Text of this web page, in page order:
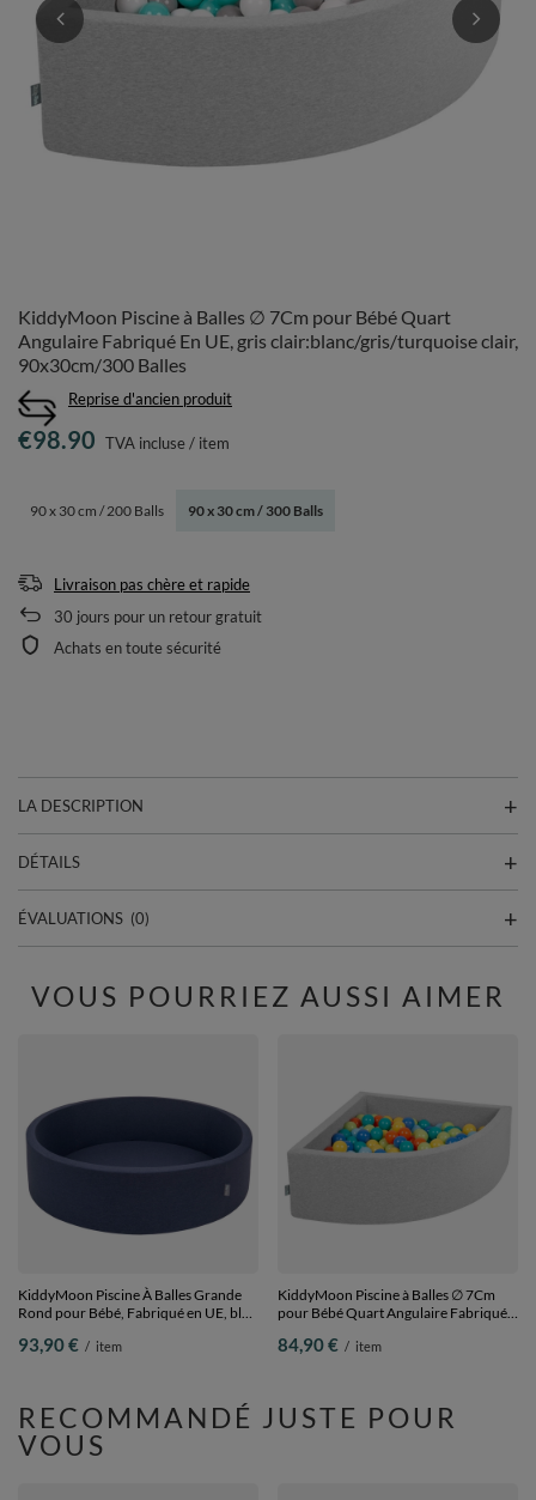
KiddyMoon Piscine à Balles ∅ 7Cm pour Bébé Quart
Angulaire Fabriqué En UE, gris clair:blanc/gris/turquoise clair,
90x30cm/300 Balles
Reprise d'ancien produit
90 x 30 cm / 200 Balls 90 x 30 cm / 300 Balls
€98.90 TVA incluse/ item
Livraison pas chère et rapide
30 jours pour un retour gratuit
Achats en toute sécurité
LA DESCRIPTION
DÉTAILS
ÉVALUATIONS (0)
VOUS POURRIEZ AUSSI AIMER
KiddyMoon Piscine À Balles Grande
Rond pour Bébé, Fabriqué en UE, bleu
93,90 € / item
KiddyMoon Piscine à Balles ∅ 7Cm
pour Bébé Quart Angulaire Fabriqué
clr/orange/turq/bleu/babyblue/jaun,
84,90 € / item
RECOMMANDÉ JUSTE POUR
VOUS